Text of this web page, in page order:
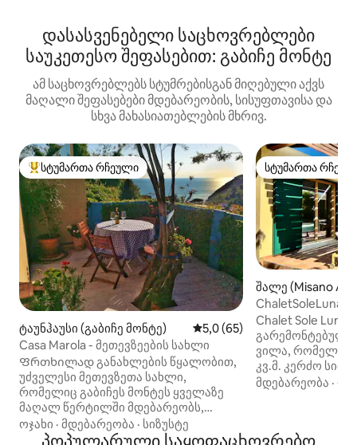
დასასვენებელი საცხოვრებლები
საუკეთესო შეფასებით: გაბიჩე მონტე
ამ საცხოვრებლებს სტუმრებისგან მიღებული აქვს
მაღალი შეფასებები მდებარეობის, სისუფთავისა და
სხვა მახასიათებლების მხრივ.
სტუმართა რჩეული მოწინავე ვარიანტი
სტუმართა რჩეული
ტაუნჰაუსი (გაბიჩე მონტე) საშუალო შეფასებაა 5‑დან
5,0 (65)
Casa Marola - მეთევზეების სახლი
Ფრთხილად განახლების წყალობით,
უძველესი მეთევზეთა სახლი,
რომელიც გაბიჩეს მონტეს ყველაზე
მაღალ წერტილში მდებარეობს,
ტურისტულ საცხოვრებლად გადაიქცა.
Ამ სახლის რესტავრაცია არის
ოჯახი · მდებარეობა · სიზუსტე
სტუმართა
სტუმართა
შალე (Misano
ChaletSoleLuna, ზღვის ხედით Riccione
და Misano
Chalet Sole
ვილა, რომელიც
კვ.მ. კერძო
და სიჩუმე
მდებარეობა ·